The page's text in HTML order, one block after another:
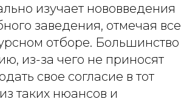
изучает нововведения
заведения, отмечая все
отборе. Большинство
из-за чего не приносят
свое согласие в тот
таких нюансов и